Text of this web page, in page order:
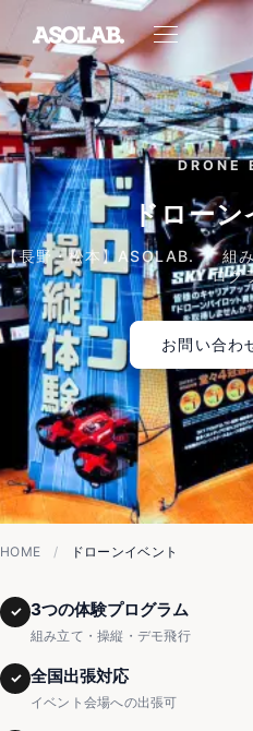
DRONE
ドローン
【長野・松本】ASOLAB. ｜ 組
ログ
お問い合わ
HOME / ドローンイベント
✓ 3つの体験プログラム
組み立て・操縦・デモ飛行
✓ 全国出張対応
イベント会場への出張可